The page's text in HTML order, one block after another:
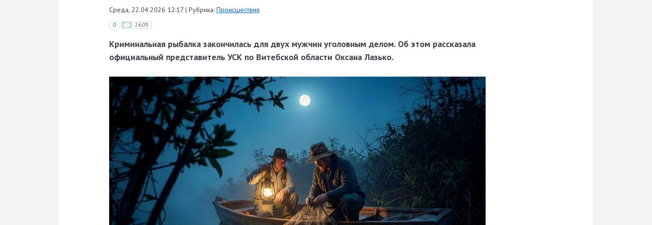
Среда, 22.04.2026 12:17 | Рубрика: Происшествия
0 2609
Криминальная рыбалка закончилась для двух мужчин уголовным делом. Об этом рассказала
официальный представитель УСК по Витебской области Оксана Лазько.